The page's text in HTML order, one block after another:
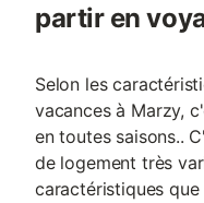
partir en
Selon les
vacances à Marzy,
en toutes saisons..
de logement très
caractéristiques